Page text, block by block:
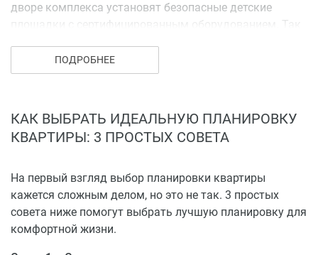
дворе комплекса установят безопасные детские
площадки с сертифицированным оборудованием. Так
территории: обустройство мест для отдыха, установка
скамеек.
деревья и кустарники, обустройство клумб и газонов.
В шаговой доступности расположено множество
остановок, магазинов, школ, детских садов, а так же
мест для отдыха и развлечений для всей семьи.
ПОДРОБНЕЕ
КАК ВЫБРАТЬ ИДЕАЛЬНУЮ ПЛАНИРОВКУ
КВАРТИРЫ: 3 ПРОСТЫХ СОВЕТА
На первый взгляд выбор планировки квартиры
кажется сложным делом, но это не так. 3 простых
совета ниже помогут выбрать лучшую планировку для
комфортной жизни.